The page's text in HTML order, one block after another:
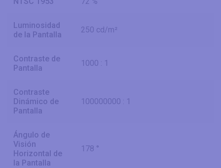
Luminosidad
de la Pantalla
250 cd/m²
Contraste de
Pantalla
1000 : 1
Contraste
Dinámico de
Pantalla
100000000 : 1
Ángulo de
Visión
Horizontal de
la Pantalla
178 °